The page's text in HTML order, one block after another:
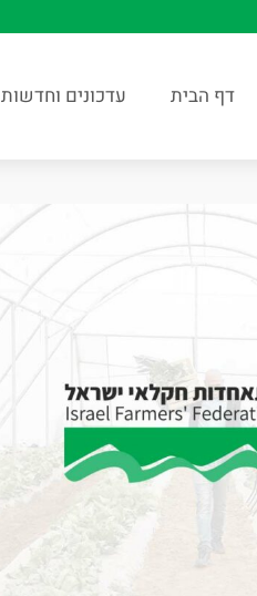
דף הבית עדכונים וחדשות